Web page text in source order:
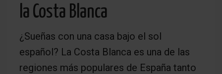
la Costa Blanca
¿Sueñas con una casa bajo el sol
español? La Costa Blanca es una de las
regiones más populares de España tanto